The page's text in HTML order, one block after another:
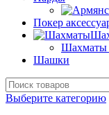
Покер
Шахматы
Шашки
Выберите категорию